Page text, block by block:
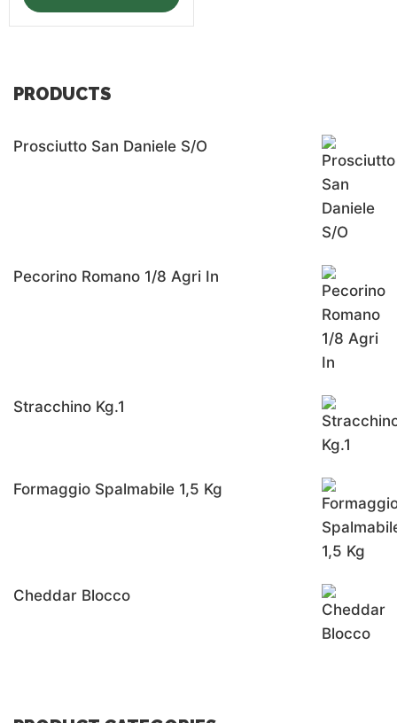
PRODUCTS
Prosciutto San Daniele S/o
Pecorino Romano 1/8 Agri In
Stracchino Kg.1
Formaggio Spalmabile 1,5 Kg
Cheddar Blocco